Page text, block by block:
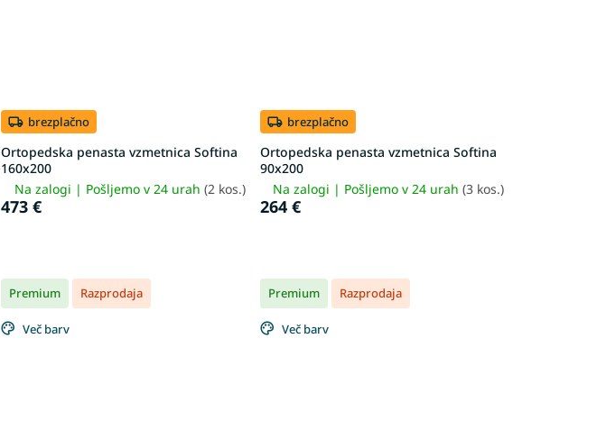
brezplačno
Ortopedska penasta vzmetnica Softina
160x200
Na zalogi | Pošljemo v 24 urah (2 kos.)
473 €
brezplačno
Ortopedska penasta vzmetnica Softina
90x200
Na zalogi | Pošljemo v 24 urah (3 kos.)
264 €
Premium Razprodaja
Več barv
Premium Razprodaja
Več barv